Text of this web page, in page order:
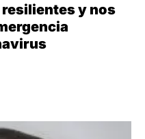
resilientes y nos